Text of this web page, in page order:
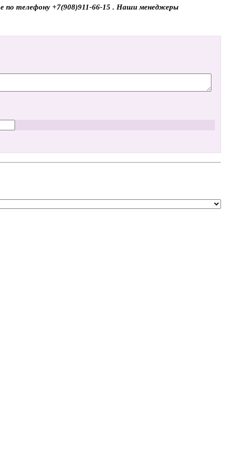
по телефону +7(908)911-66-15 . Наши менеджеры